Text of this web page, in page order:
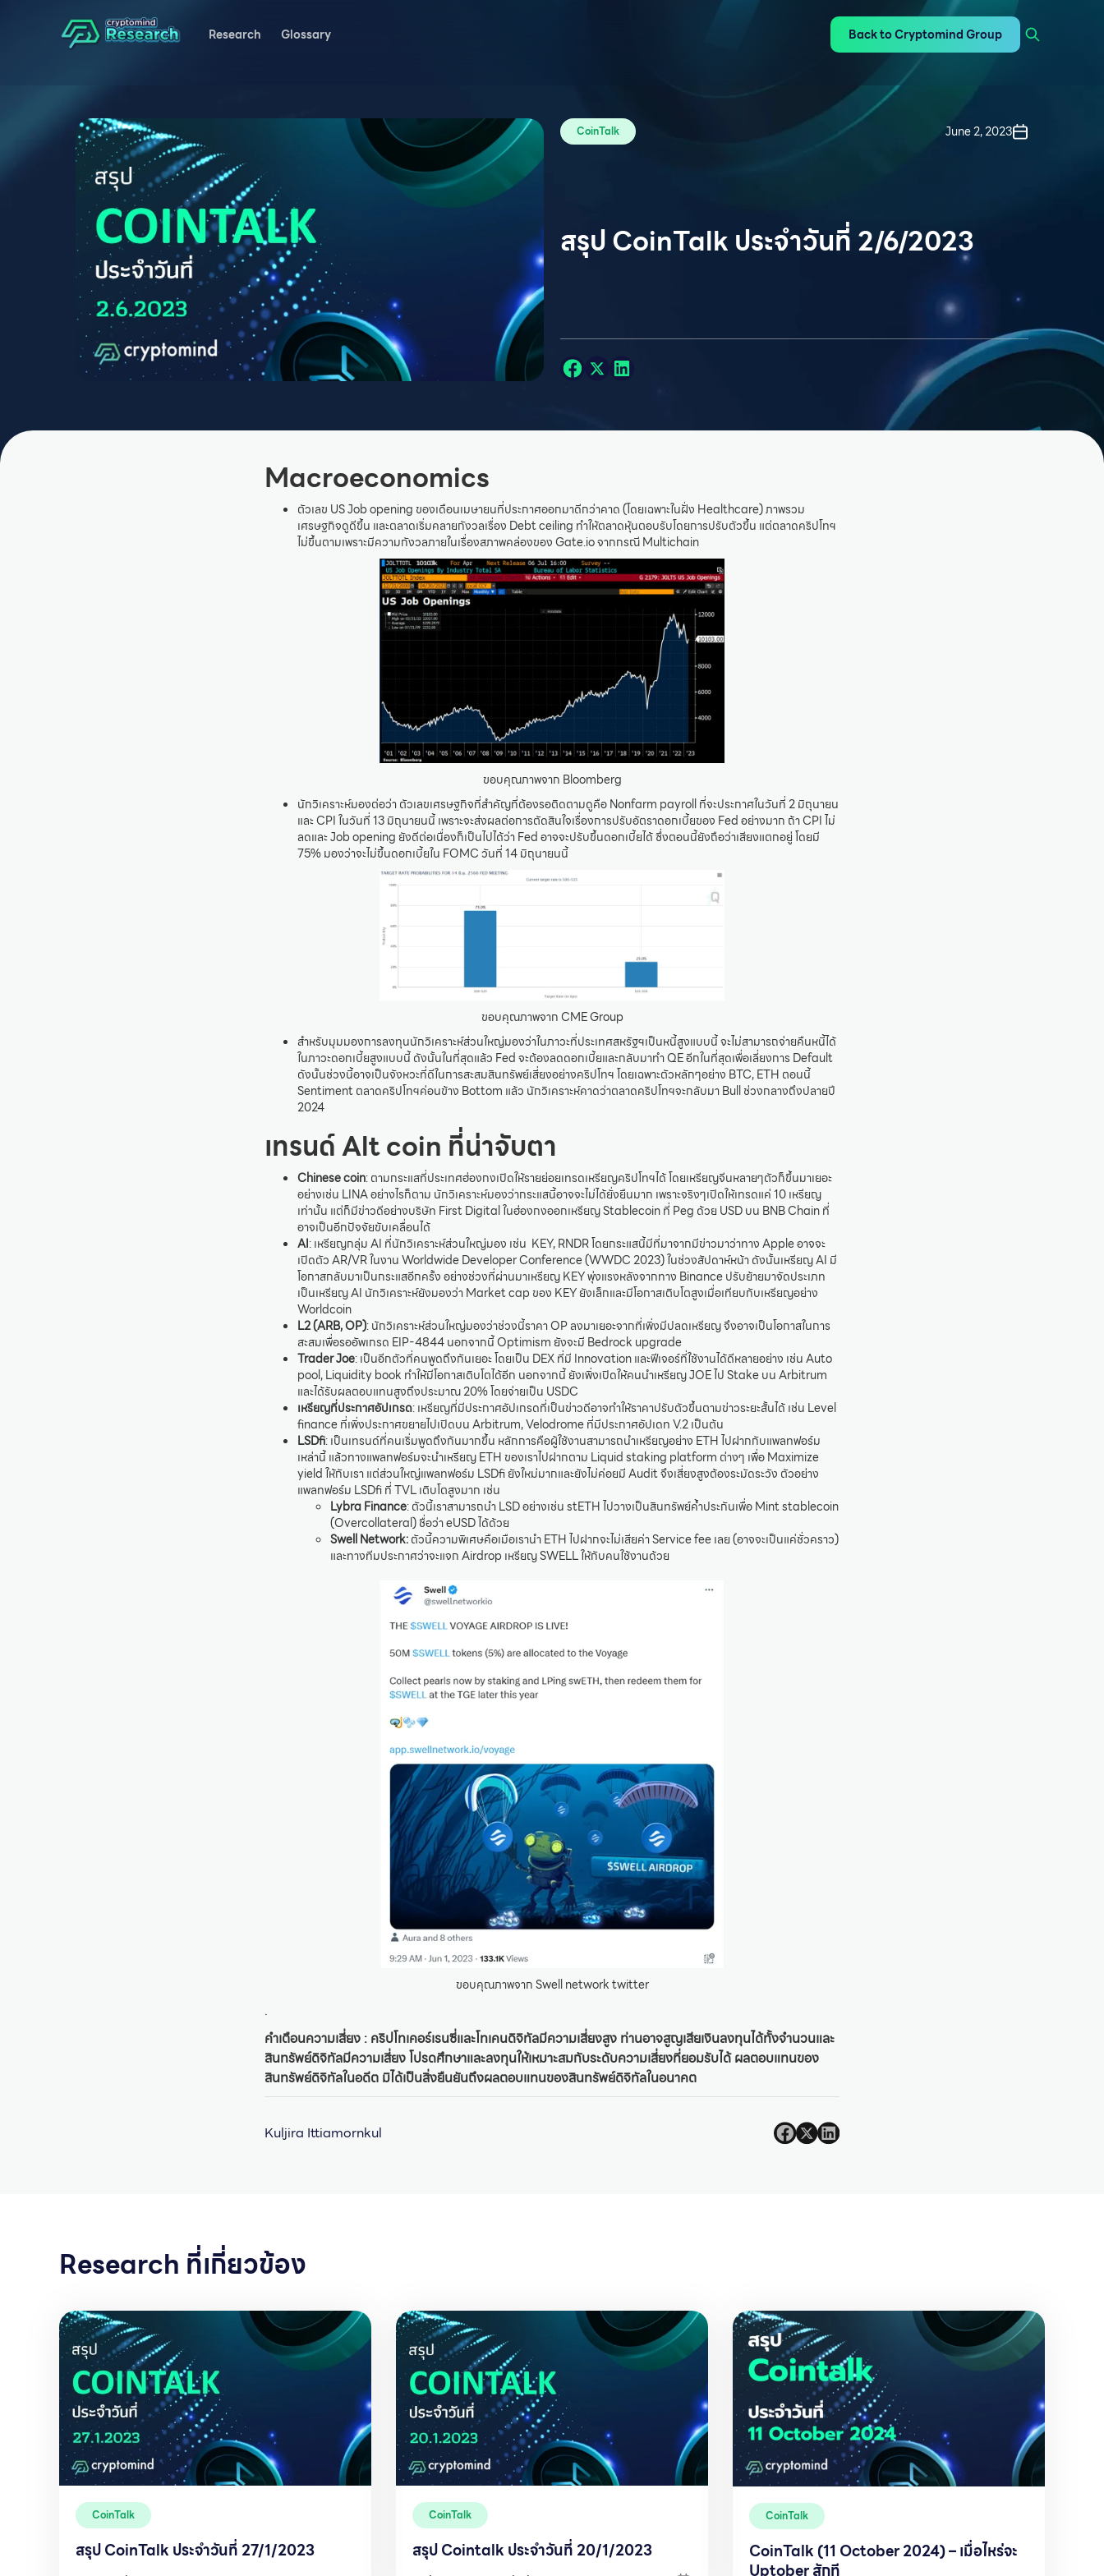
Research Glossary Back to Cryptomind Group
CoinTalk June 2, 2023
สรุป CoinTalk ประจำวันที่ 2/6/2023
Macroeconomics
ตัวเลข US Job opening ของเดือนเมษายนที่ประกาศออกมาดีกว่าคาด (โดยเฉพาะในฝั่ง Healthcare) ภาพรวม
เศรษฐกิจดูดีขึ้น และตลาดเริ่มคลายกังวลเรื่อง Debt ceiling ทำให้ตลาดหุ้นตอบรับโดยการปรับตัวขึ้น แต่ตลาดคริปโทฯ
ไม่ขึ้นตามเพราะมีความกังวลภายในเรื่องสภาพคล่องของ Gate.io จากกรณี Multichain
ขอบคุณภาพจาก Bloomberg
นักวิเคราะห์มองต่อว่า ตัวเลขเศรษฐกิจที่สำคัญที่ต้องรอติดตามดูคือ Nonfarm payroll ที่จะประกาศในวันที่ 2 มิถุนายน
และ CPI ในวันที่ 13 มิถุนายนนี้ เพราะจะส่งผลต่อการตัดสินใจเรื่องการปรับอัตราดอกเบี้ยของ Fed อย่างมาก ถ้า CPI ไม่
ลดและ Job opening ยังดีต่อเนื่องก็เป็นไปได้ว่า Fed อาจจะปรับขึ้นดอกเบี้ยได้ ซึ่งตอนนี้ยังถือว่าเสียงแตกอยู่ โดยมี
75% มองว่าจะไม่ขึ้นดอกเบี้ยใน FOMC วันที่ 14 มิถุนายนนี้
ขอบคุณภาพจาก CME Group
สำหรับมุมมองการลงทุนนักวิเคราะห์ส่วนใหญ่มองว่าในภาวะที่ประเทศสหรัฐฯเป็นหนี้สูงแบบนี้ จะไม่สามารถจ่ายคืนหนี้ได้
ในภาวะดอกเบี้ยสูงแบบนี้ ดังนั้นในที่สุดแล้ว Fed จะต้องลดดอกเบี้ยและกลับมาทำ QE อีกในที่สุดเพื่อเลี่ยงการ Default
ดังนั้นช่วงนี้อาจเป็นจังหวะที่ดีในการสะสมสินทรัพย์เสี่ยงอย่างคริปโทฯ โดยเฉพาะตัวหลักๆอย่าง BTC, ETH ตอนนี้
Sentiment ตลาดคริปโทฯค่อนข้าง Bottom แล้ว นักวิเคราะห์คาดว่าตลาดคริปโทฯจะกลับมา Bull ช่วงกลางถึงปลายปี
2024
เทรนด์ Alt coin ที่น่าจับตา
Chinese coin: ตามกระแสที่ประเทศฮ่องกงเปิดให้รายย่อยเทรดเหรียญคริปโทฯได้ โดยเหรียญจีนหลายๆตัวก็ขึ้นมาเยอะ
อย่างเช่น LINA อย่างไรก็ตาม นักวิเคราะห์มองว่ากระแสนี้อาจจะไม่ได้ยั่งยืนมาก เพราะจริงๆเปิดให้เทรดแค่ 10 เหรียญ
เท่านั้น แต่ก็มีข่าวดีอย่างบริษัท First Digital ในฮ่องกงออกเหรียญ Stablecoin ที่ Peg ด้วย USD บน BNB Chain ที่
อาจเป็นอีกปัจจัยขับเคลื่อนได้
AI: เหรียญกลุ่ม AI ที่นักวิเคราะห์ส่วนใหญ่มอง เช่น KEY, RNDR โดยกระแสนี้มีที่มาจากมีข่าวมาว่าทาง Apple อาจจะ
เปิดตัว AR/VR ในงาน Worldwide Developer Conference (WWDC 2023) ในช่วงสัปดาห์หน้า ดังนั้นเหรียญ AI มี
โอกาสกลับมาเป็นกระแสอีกครั้ง อย่างช่วงที่ผ่านมาเหรียญ KEY พุ่งแรงหลังจากทาง Binance ปรับย้ายมาจัดประเภท
เป็นเหรียญ AI นักวิเคราะห์ยังมองว่า Market cap ของ KEY ยังเล็กและมีโอกาสเติบโตสูงเมื่อเทียบกับเหรียญอย่าง
Worldcoin
L2 (ARB, OP): นักวิเคราะห์ส่วนใหญ่มองว่าช่วงนี้ราคา OP ลงมาเยอะจากที่เพิ่งมีปลดเหรียญ จึงอาจเป็นโอกาสในการ
สะสมเพื่อรออัพเกรด EIP-4844 นอกจากนี้ Optimism ยังจะมี Bedrock upgrade
Trader Joe: เป็นอีกตัวที่คนพูดถึงกันเยอะ โดยเป็น DEX ที่มี Innovation และฟีเจอร์ที่ใช้งานได้ดีหลายอย่าง เช่น Auto
pool, Liquidity book ทำให้มีโอกาสเติบโตได้อีก นอกจากนี้ ยังเพิ่งเปิดให้คนนำเหรียญ JOE ไป Stake บน Arbitrum
และได้รับผลตอบแทนสูงถึงประมาณ 20% โดยจ่ายเป็น USDC
เหรียญที่ประกาศอัปเกรด: เหรียญที่มีประกาศอัปเกรดที่เป็นข่าวดีอาจทำให้ราคาปรับตัวขึ้นตามข่าวระยะสั้นได้ เช่น Level
finance ที่เพิ่งประกาศขยายไปเปิดบน Arbitrum, Velodrome ที่มีประกาศอัปเดท V.2 เป็นต้น
LSDfi: เป็นเทรนด์ที่คนเริ่มพูดถึงกันมากขึ้น หลักการคือผู้ใช้งานสามารถนำเหรียญอย่าง ETH ไปฝากกับแพลทฟอร์ม
เหล่านี้ แล้วทางแพลทฟอร์มจะนำเหรียญ ETH ของเราไปฝากตาม Liquid staking platform ต่างๆ เพื่อ Maximize
yield ให้กับเรา แต่ส่วนใหญ่แพลทฟอร์ม LSDfi ยังใหม่มากและยังไม่ค่อยมี Audit จึงเสี่ยงสูงต้องระมัดระวัง ตัวอย่าง
แพลทฟอร์ม LSDfi ที่ TVL เติบโตสูงมาก เช่น
Lybra Finance: ตัวนี้เราสามารถนำ LSD อย่างเช่น stETH ไปวางเป็นสินทรัพย์ค้ำประกันเพื่อ Mint stablecoin
(Overcollateral) ชื่อว่า eUSD ได้ด้วย
Swell Network:ตัวนี้ความพิเศษคือเมือเรานำ ETH ไปฝากจะไม่เสียค่า Service fee เลย (อาจจะเป็นแค่ชั่วคราว)
และทางทีมประกาศว่าจะแจก Airdrop เหรียญ SWELL ให้กับคนใช้งานด้วย
ขอบคุณภาพจาก Swell network twitter
.
คำเตือนความเสี่ยง : คริปโทเคอร์เรนซี่และโทเคนดิจิทัลมีความเสี่ยงสูง ท่านอาจสูญเสียเงินลงทุนได้ทั้งจำนวนและ
สินทรัพย์ดิจิทัลมีความเสี่ยง โปรดศึกษาและลงทุนให้เหมาะสมกับระดับความเสี่ยงที่ยอมรับได้ ผลตอบแทนของ
สินทรัพย์ดิจิทัลในอดีต มิได้เป็นสิ่งยืนยันถึงผลตอบแทนของสินทรัพย์ดิจิทัลในอนาคต
Kuljira Ittiamornkul
Research ที่เกี่ยวข้อง
CoinTalk
สรุป CoinTalk ประจำวันที่ 27/1/2023
CoinTalk
สรุป Cointalk ประจำวันที่ 20/1/2023
CoinTalk
CoinTalk (11 October 2024) – เมื่อไหร่จะ
Uptober สักที